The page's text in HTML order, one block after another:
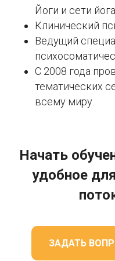
Йоги и сети
Клинический
Ведущий
С 2008 года
тематических
всему миру.
Начать
удобное
ЗАДАТЬ